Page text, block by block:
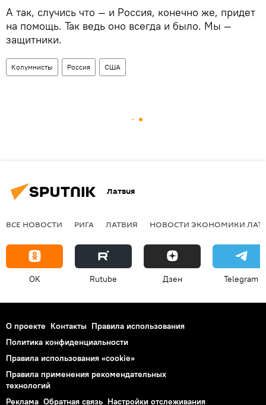
А так, случись что — и Россия, конечно же, придет
на помощь. Так ведь оно всегда и было. Мы —
защитники.
Колумнисты Россия США
Латвия
ВСЕ НОВОСТИ РИГА ЛАТВИЯ НОВОСТИ ЭКОНОМИКИ
OK Rutube Дзен Telegram
О проекте Контакты Правила использования
Политика конфиденциальности
Правила использования «cookie»
Правила применения рекомендательных
технологий
Реклама Обратная связь Настройки отслеживания